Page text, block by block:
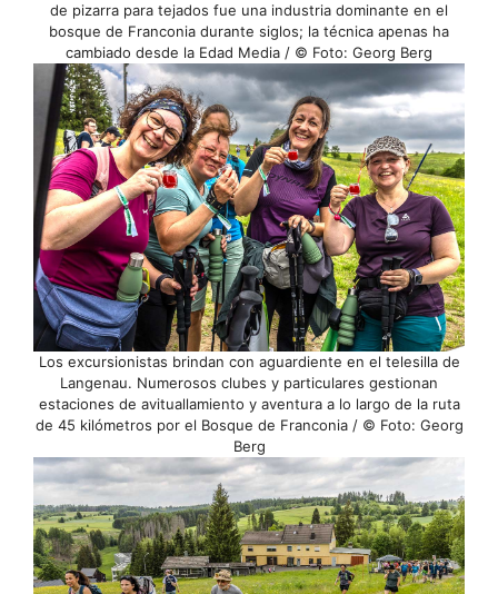
de pizarra para tejados fue una industria dominante en el
bosque de Franconia durante siglos; la técnica apenas ha
cambiado desde la Edad Media / © Foto: Georg Berg
Los excursionistas brindan con aguardiente en el telesilla de
Langenau. Numerosos clubes y particulares gestionan
estaciones de avituallamiento y aventura a lo largo de la ruta
de 45 kilómetros por el Bosque de Franconia / © Foto: Georg
Berg